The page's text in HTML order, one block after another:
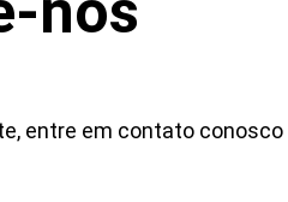
entre em contato